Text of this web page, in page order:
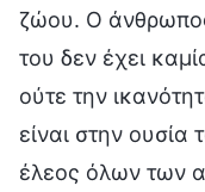
ζώου. Ο
του δεν έχει
ούτε την
είναι στην ουσία
έλεος όλων των